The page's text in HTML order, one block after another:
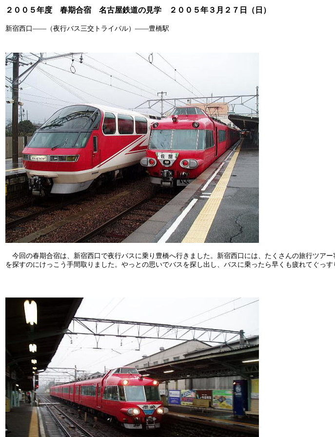
２００５年度 春期合宿 名古屋鉄道の見学 ２００５年３月２７日（日）
新宿西口――（夜行バス三交トライパル）――豊橋駅
今回の春期合宿は、新宿西口で夜行バスに乗り豊橋へ行きました。新宿西口には、たくさんの旅行ツア
を探すのにけっこう手間取りました。やっとの思いでバスを探し出し、バスに乗ったら早くも疲れてぐっす